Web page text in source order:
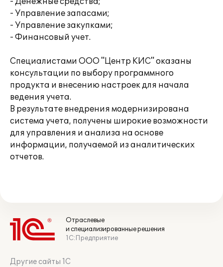
- Управление запасами;
- Управление закупками;
- Финансовый учет.
Специалистами ООО "Центр КИС" оказаны
консультации по выбору программного
продукта и внесению настроек для начала
ведения учета.
В результате внедрения модернизирована
система учета, получены широкие возможности
для управления и анализа на основе
информации, получаемой из аналитических
отчетов.
Отраслевые
и специализированные решения
1С:Предприятие
Другие сайты 1С